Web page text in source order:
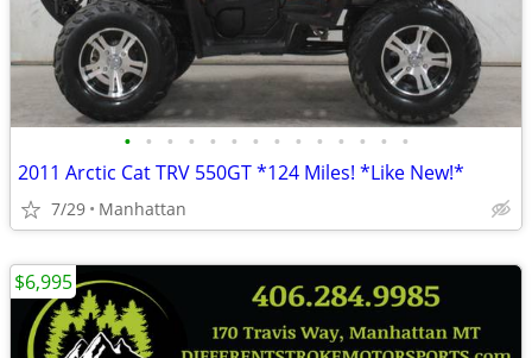
• • • • • • • • • • • • • •
2011 Arctic Cat TRV 550GT *124 Miles! *Like New!*
7/29 Manhattan
$6,995